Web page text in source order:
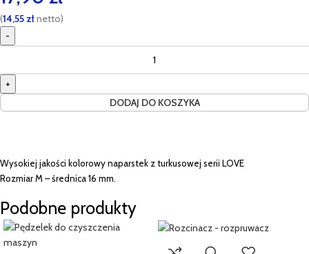
(14,55 złnetto)
DODAJ DO KOSZYKA
Wysokiej jakości kolorowy naparstek z turkusowej serii LOVE
Rozmiar M – średnica 16 mm.
Podobne produkty